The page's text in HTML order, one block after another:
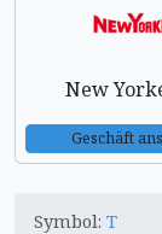
New
Geschäft
Symbol: T